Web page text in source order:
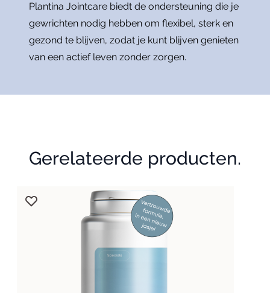
Plantina Jointcare biedt de ondersteuning die je
gewrichten nodig hebben om flexibel, sterk en
gezond te blijven, zodat je kunt blijven genieten
van een actief leven zonder zorgen.
Gerelateerde producten.